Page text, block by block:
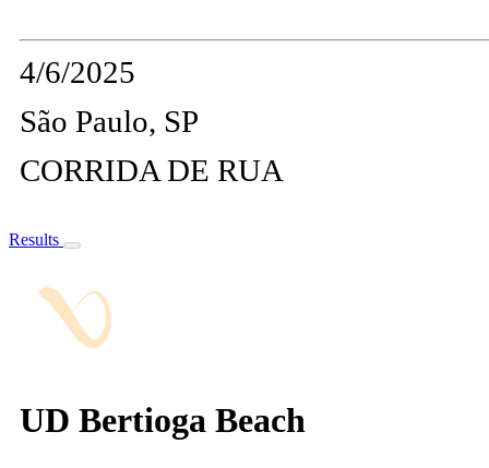
4/6/2025
São Paulo, SP
CORRIDA DE RUA
Results
UD Bertioga Beach